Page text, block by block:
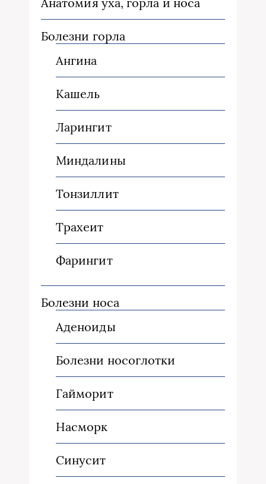
Болезни горла
Ангина
Кашель
Ларингит
Миндалины
Тонзиллит
Трахеит
Фарингит
Болезни носа
Аденоиды
Болезни носоглотки
Гайморит
Насморк
Синусит